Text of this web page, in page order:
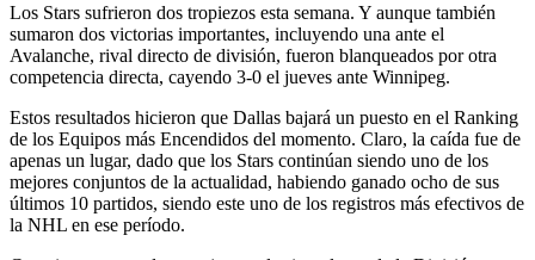
Los Stars sufrieron dos tropiezos esta semana. Y aunque también
sumaron dos victorias importantes, incluyendo una ante el
Avalanche, rival directo de división, fueron blanqueados por otra
competencia directa, cayendo 3-0 el jueves ante Winnipeg.
Estos resultados hicieron que Dallas bajará un puesto en el Ranking
de los Equipos más Encendidos del momento. Claro, la caída fue de
apenas un lugar, dado que los Stars continúan siendo uno de los
mejores conjuntos de la actualidad, habiendo ganado ocho de sus
últimos 10 partidos, siendo este uno de los registros más efectivos de
la NHL en ese período.